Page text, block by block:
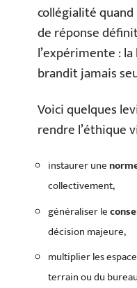
collégialité quand
de réponse
l’expérimente :
brandit jamais
Voici quelques
rendre l’éthique
instaurer une
collectivement,
généraliser le
décision majeure,
multiplier les
terrain ou du